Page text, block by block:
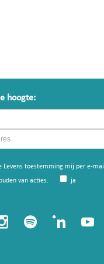
hoogte:
Levens toestemming mij per e-
van acties.
ja